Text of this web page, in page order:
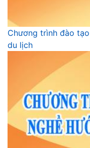
Chương trình đào
du lịch